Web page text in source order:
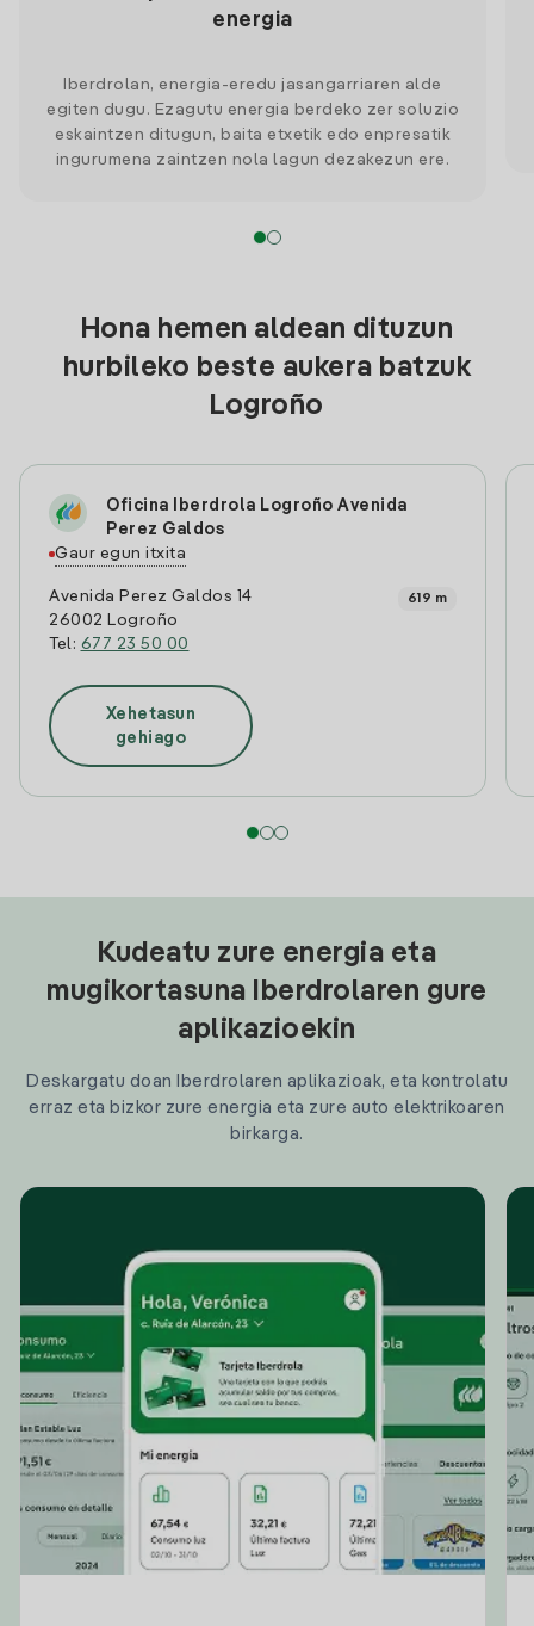
energia
Iberdrolan, energia-eredu jasangarriaren alde
egiten dugu. Ezagutu energia berdeko zer soluzio
eskaintzen ditugun, baita etxetik edo enpresatik
ingurumena zaintzen nola lagun dezakezun ere.
Hona hemen aldean dituzun
hurbileko beste aukera batzuk
Logroño
Oficina Iberdrola Logroño Avenida
Perez Galdos
Gaur egun itxita
Avenida Perez Galdos 14
26002 Logroño
Tel: 677 23 50 00
619 m
Xehetasun
gehiago
Kudeatu zure energia eta
mugikortasuna Iberdrolaren gure
aplikazioekin
Deskargatu doan Iberdrolaren aplikazioak, eta kontrolatu
erraz eta bizkor zure energia eta zure auto elektrikoaren
birkarga.